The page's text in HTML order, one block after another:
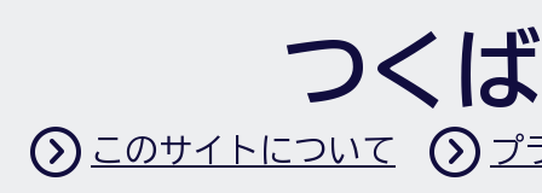
つく
このサイトについて プ